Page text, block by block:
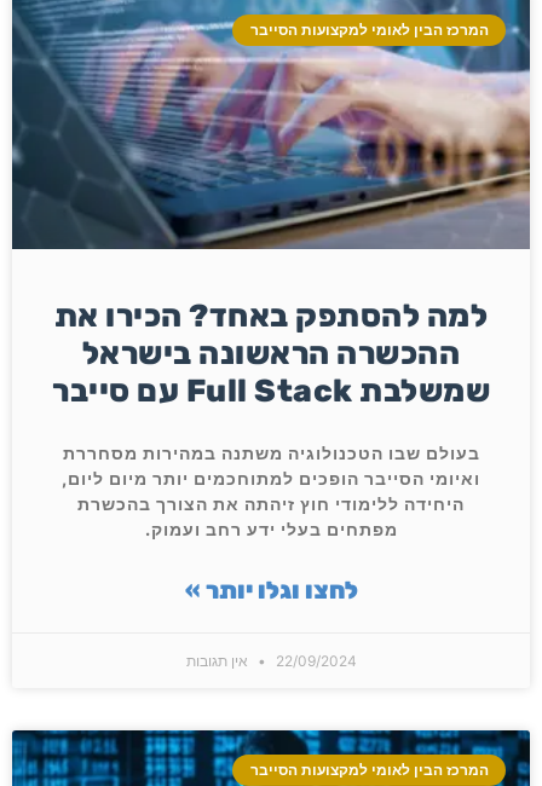
המרכז הבין לאומי למקצועות הסייבר
למה להסתפק באחד? הכירו את
ההכשרה הראשונה בישראל
שמשלבת Full Stack עם סייבר
בעולם שבו הטכנולוגיה משתנה במהירות מסחררת
ואיומי הסייבר הופכים למתוחכמים יותר מיום ליום,
היחידה ללימודי חוץ זיהתה את הצורך בהכשרת
מפתחים בעלי ידע רחב ועמוק.
לחצו וגלו יותר »
22/09/2024 אין תגובות
המרכז הבין לאומי למקצועות הסייבר